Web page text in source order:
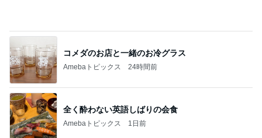
コメダのお店と一緒のお冷グラス
Amebaトピックス 24時間前
全く酔わない英語しばりの会食
Amebaトピックス 1日前